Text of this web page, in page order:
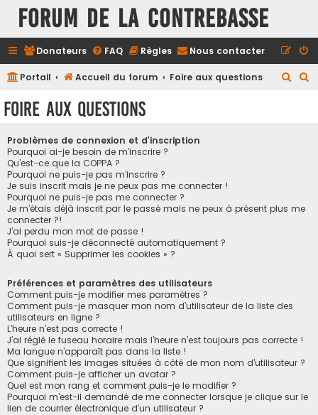
FORUM DE LA CONTREBASSE
Donateurs FAQ Règles Nous contacter
Portail Accueil du forum Foire aux questions
h
Foire aux questions
Problèmes de connexion et d’inscription
Pourquoi ai-je besoin de m’inscrire ?
Qu’est-ce que la COPPA ?
Pourquoi ne puis-je pas m’inscrire ?
Je suis inscrit mais je ne peux pas me connecter !
Pourquoi ne puis-je pas me connecter ?
Je m’étais déjà inscrit par le passé mais ne peux à présent plus me
connecter ?!
J’ai perdu mon mot de passe !
Pourquoi suis-je déconnecté automatiquement ?
À quoi sert « Supprimer les cookies » ?
Préférences et paramètres des utilisateurs
Comment puis-je modifier mes paramètres ?
Comment puis-je masquer mon nom d’utilisateur de la liste des
utilisateurs en ligne ?
L’heure n’est pas correcte !
J’ai réglé le fuseau horaire mais l’heure n’est toujours pas correcte !
Ma langue n’apparaît pas dans la liste !
Que signifient les images situées à côté de mon nom d’utilisateur ?
Comment puis-je afficher un avatar ?
Quel est mon rang et comment puis-je le modifier ?
Pourquoi m’est-il demandé de me connecter lorsque je clique sur le
lien de courrier électronique d’un utilisateur ?